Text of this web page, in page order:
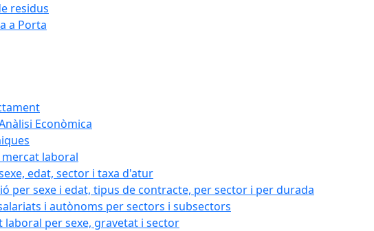
residus
a Porta
Econòmica
mercat laboral
edat, sector i taxa d'atur
per sexe i edat, tipus de contracte, per sector i per durada
i autònoms per sectors i subsectors
laboral per sexe, gravetat i sector